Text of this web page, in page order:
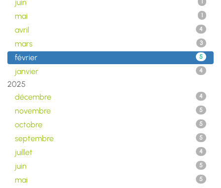
juin
mai 1
avril 4
mars 3
février 5
janvier 4
2025
décembre
4
novembre 5
octobre 5
septembre 5
juillet 4
juin 5
mai 5